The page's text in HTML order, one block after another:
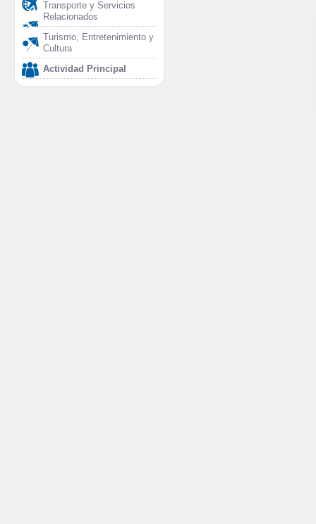
Transporte y Servicios
Relacionados
Turismo, Entretenimiento y
Cultura
Actividad Principal